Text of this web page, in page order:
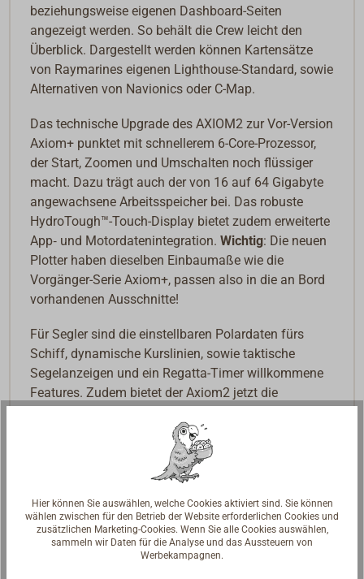
beziehungsweise eigenen Dashboard-Seiten
angezeigt werden. So behält die Crew leicht den
Überblick. Dargestellt werden können Kartensätze
von Raymarines eigenen Lighthouse-Standard, sowie
Alternativen von Navionics oder C-Map.
Das technische Upgrade des AXIOM2 zur Vor-Version
Axiom+ punktet mit schnellerem 6-Core-Prozessor,
der Start, Zoomen und Umschalten noch flüssiger
macht. Dazu trägt auch der von 16 auf 64 Gigabyte
angewachsene Arbeitsspeicher bei. Das robuste
HydroTough™-Touch-Display bietet zudem erweiterte
App‑ und Motordatenintegration.Wichtig: Die neuen
Plotter haben dieselben Einbaumaße wie die
Vorgänger-Serie Axiom+, passen also in die an Bord
vorhandenen Ausschnitte!
Für Segler sind die einstellbaren Polardaten fürs
Schiff, dynamische Kurslinien, sowie taktische
Segelanzeigen und ein Regatta-Timer willkommene
Features. Zudem bietet der Axiom2 jetzt die
mit der ORCA-App auf dem Tablett oder Smartphone
oder über Navionics angelegt haben. Sie werden über
Zudem läuft der Plotter ab Mitte 2025 mit dem
neuen Betriebssystem Lighthouse 5 von Raymarine,
die alten Plotter der AXIOM+-Serien werden nicht
geupdatet und laufen auf der älteren Version 4
Hier können Sie auswählen, welche Cookies aktiviert sind. Sie können
wählen zwischen für den Betrieb der Website erforderlichen Cookies und
zusätzlichen Marketing-Cookies. Wenn Sie alle Cookies auswählen,
sammeln wir Daten für die Analyse und das Aussteuern von
Werbekampagnen.